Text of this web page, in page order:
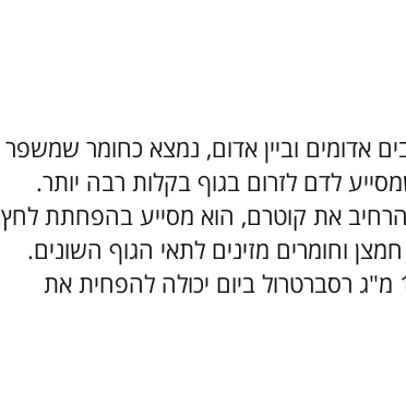
אדומים וביין אדום, נמצא כחומר שמשפר
לדם לזרום בגוף בקלות רבה יותר.
את קוטרם, הוא מסייע בהפחתת לחץ
וחומרים מזינים לתאי הגוף השונים.
מחקר שנערך בהודו אף הראה כי צריכת 10 מ"ג רסברטרול ביום יכולה להפחית את